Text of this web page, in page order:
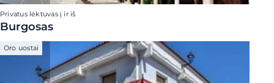
Privatus lėktuvas į ir iš
Burgosas
Oro uostai